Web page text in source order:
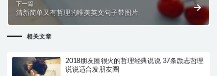
下一篇
清新简单又有哲理的唯美英文句子带图片
相关文章
2018朋友圈很火的哲理经典说说 37条励志哲理
说说适合发朋友圈